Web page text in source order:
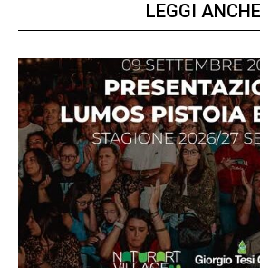
LEGGI ANCHE